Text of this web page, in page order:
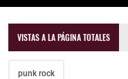
VISTAS A LA PÁGINA TOTALES
punk rock